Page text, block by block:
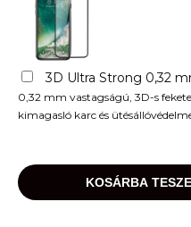
3D Ultra Strong 0,32
0,32 mm vastagságú, 3D-s
kimagasló karc és
KOSÁRBA